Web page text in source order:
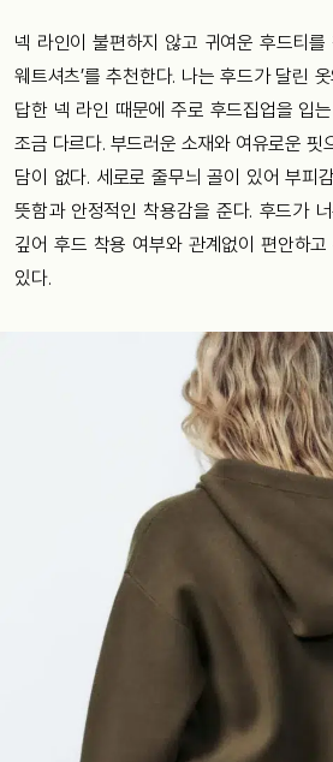
넥 라인이 불편하지 않고 귀여운 후드티를
웨트셔츠’를 추천한다. 나는 후드가 달린
답한 넥 라인 때문에 주로 후드집업을 입
조금 다르다. 부드러운 소재와 여유로운 핏
담이 없다. 세로로 줄무늬 골이 있어 부피
뜻함과 안정적인 착용감을 준다. 후드가
깊어 후드 착용 여부와 관계없이 편안하
있다.